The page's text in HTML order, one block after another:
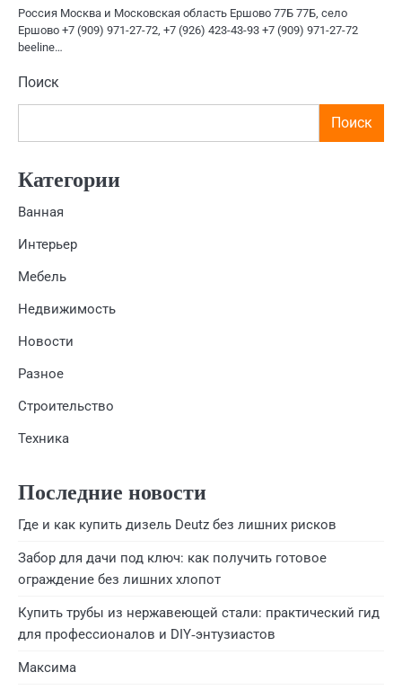
Россия Москва и Московская область Ершово 77Б 77Б, село
Ершово +7 (909) 971-27-72, +7 (926) 423-43-93 +7 (909) 971-27-72
beeline…
Поиск
Поиск
Категории
Ванная
Интерьер
Мебель
Недвижимость
Новости
Разное
Строительство
Техника
Последние новости
Где и как купить дизель Deutz без лишних рисков
Забор для дачи под ключ: как получить готовое
ограждение без лишних хлопот
Купить трубы из нержавеющей стали: практический гид
для профессионалов и DIY‑энтузиастов
Максима